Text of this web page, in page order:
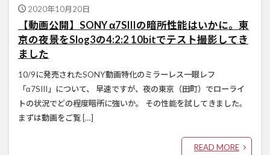
2020年10月20日
【動画公開】SONY α7SIIIの暗所性能はいかに。東
京の夜景をSlog3の4:2:2 10bitでテスト撮影してき
ました
10/9に発売されたSONY動画特化のミラーレス一眼レフ
「α7SIII」について、 早速ですが、夜の東京（田町）でローライ
トの状況でどの程度暗所に強いか。 その性能を試してきました。
まずは動画をご覧 […]
READ MORE